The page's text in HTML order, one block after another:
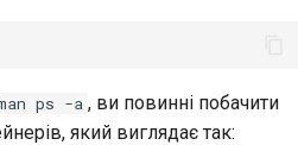
ps -a , ви повинні побачити
який виглядає так: